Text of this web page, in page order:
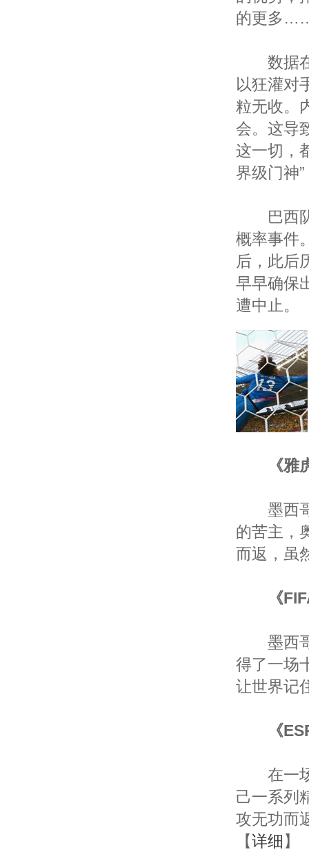
的更多
数据在
以狂灌对
粒无收。
会。这导
这一切，
界级门神”
巴西队
概率事件
后，此后
早早确保
遭中止。
《
墨西哥
的苦主，
而返，虽
《
墨西哥
得了一场
让世界记
《
在一场
己一系列
攻无功而
【详细 】